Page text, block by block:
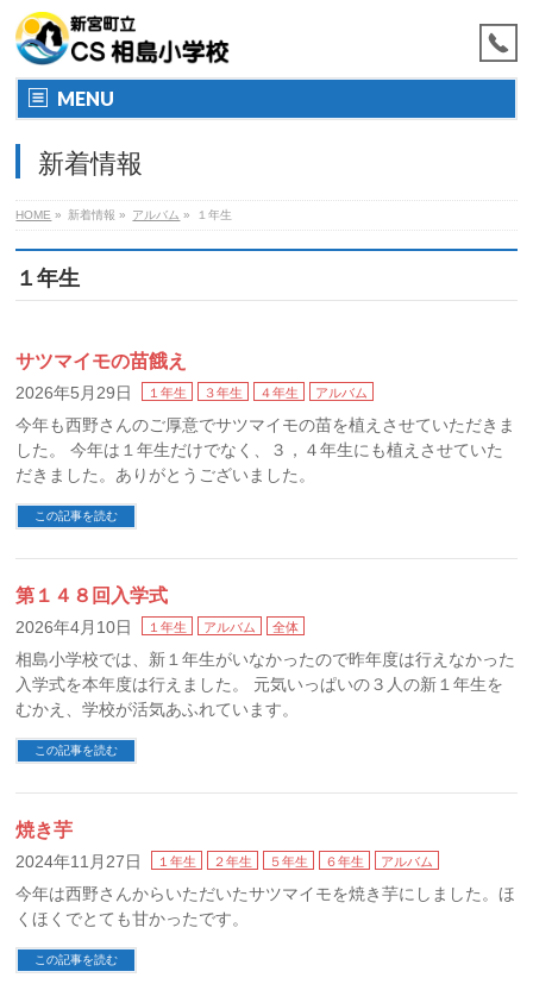
MENU
新着情報
HOME » 新着情報 » アルバム » １年生
１年生
サツマイモの苗餓え
2026年5月29日 １年生 ３年生 ４年生 アルバム
今年も西野さんのご厚意でサツマイモの苗を植えさせていただきま
した。 今年は１年生だけでなく、３，４年生にも植えさせていた
だきました。ありがとうございました。
この記事を読む
第１４８回入学式
2026年4月10日 １年生 アルバム 全体
相島小学校では、新１年生がいなかったので昨年度は行えなかった
入学式を本年度は行えました。 元気いっぱいの３人の新１年生を
むかえ、学校が活気あふれています。
この記事を読む
焼き芋
2024年11月27日 １年生 ２年生 ５年生 ６年生 アルバム
今年は西野さんからいただいたサツマイモを焼き芋にしました。ほ
くほくでとても甘かったです。
この記事を読む